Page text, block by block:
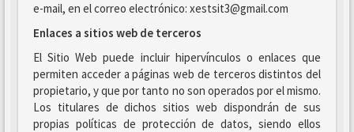
e-mail, en el correo electrónico: xestsit3@gmail.com
Enlaces a sitios web de terceros
El Sitio Web puede incluir hipervínculos o enlaces que
permiten acceder a páginas web de terceros distintos del
propietario, y que por tanto no son operados por el mismo.
Los titulares de dichos sitios web dispondrán de sus
propias políticas de protección de datos, siendo ellos